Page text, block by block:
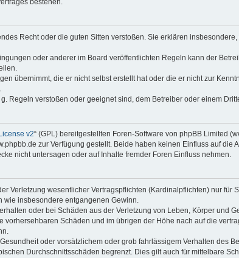
bestehen.
Recht oder die guten Sitten verstoßen. Sie erklären
oder anderer im Board veröffentlichten Regeln kann der
übernimmt, die er nicht selbst erstellt hat oder die er nicht zur
Regeln verstoßen oder geeignet sind, dem Betreiber oder einem
v2“ (GPL) bereitgestellten Foren-Software von phpBB Limited
zur Verfügung gestellt. Beide haben keinen Einfluss auf die
nicht untersagen oder auf Inhalte fremder Foren Einfluss nehmen.
Verletzung wesentlicher Vertragspflichten (Kardinalpflichten) nur für
insbesondere entgangenen Gewinn.
oder bei Schäden aus der Verletzung von Leben, Körper und
Schäden und im übrigen der Höhe nach auf die
oder vorsätzlichem oder grob fahrlässigem Verhalten des
Durchschnittsschäden begrenzt. Dies gilt auch für mittelbare